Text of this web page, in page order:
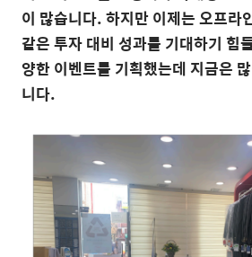
이 많습니다.하지만 이제는 오프라
같은 투자 대비 성과를 기대하기 힘
양한 이벤트를 기획했는데 지금은
니다.